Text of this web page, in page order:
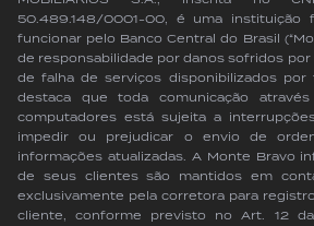
50.489.148/0001-00, é uma instituição
funcionar pelo Banco Central do Brasil
de responsabilidade por danos sofridos
de falha de serviços disponibilizados por
destaca que toda comunicação
computadores está sujeita a
impedir ou prejudicar o envio de
informações atualizadas. A Monte Bravo
de seus clientes são mantidos em
exclusivamente pela corretora para
cliente, conforme previsto no Art. 12